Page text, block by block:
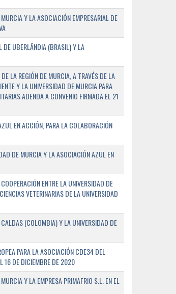
Y LA ASOCIACIÓN EMPRESARIAL DE
DE UBERLÂNDIA (BRASIL) Y LA
LA REGIÓN DE MURCIA, A TRAVÉS DE LA
Y LA UNIVERSIDAD DE MURCIA PARA
ADENDA A CONVENIO FIRMADA EL 21
EN ACCIÓN, PARA LA COLABORACIÓN
DE MURCIA Y LA ASOCIACIÓN AZUL EN
ENTRE LA UNIVERSIDAD DE
VETERINARIAS DE LA UNIVERSIDAD
(COLOMBIA) Y LA UNIVERSIDAD DE
PARA LA ASOCIACIÓN CDE34 DEL
16 DE DICIEMBRE DE 2020
Y LA EMPRESA PRIMAFRIO S.L. EN EL